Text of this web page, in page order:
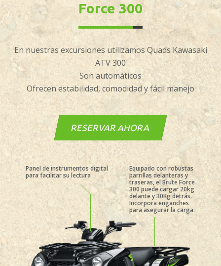
Force 300
En nuestras excursiones utilizamos Quads Kawasaki
ATV 300
Son automáticos
Ofrecen estabilidad, comodidad y fácil manejo
RESERVAR AHORA
Panel de instrumentos digital
para facilitar su lectura
Equipado con robustas
parrillas delanteras y
traseras, el Brute Force
300 puede cargar 20kg
delante y 30Kg detrás.
Incorpora enganches
para asegurar la carga.